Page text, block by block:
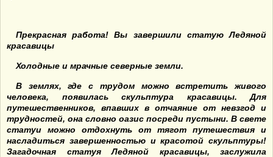
Прекрасная работа! Вы завершили статую Ледяной
красавицы
Холодные и мрачные северные земли.
В землях, где с трудом можно встретить живого
человека, появилась скульптура красавицы. Для
путешественников, впавших в отчаяние от невзгод и
трудностей, она словно оазис посреди пустыни. В свете
статуи можно отдохнуть от тягот путешествия и
насладиться завершенностью и красотой скульптуры!
Загадочная статуя Ледяной красавицы, заслужила